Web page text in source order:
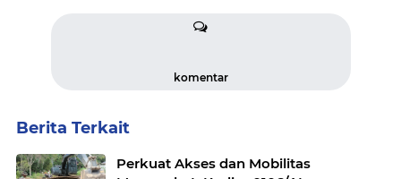
komentar
Berita Terkait
Perkuat Akses dan Mobilitas